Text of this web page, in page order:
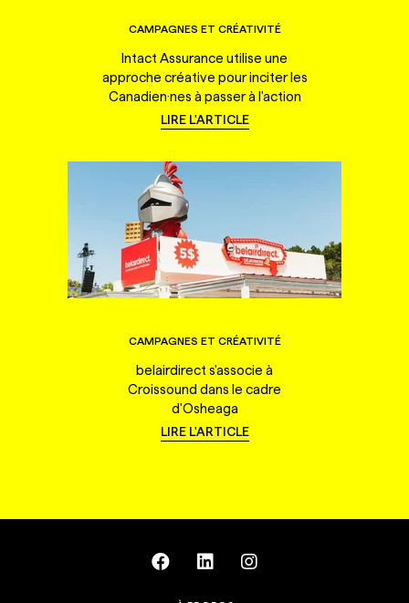
CAMPAGNES ET CRÉATIVITÉ
Intact Assurance utilise une
approche créative pour inciter les
Canadien·nes à passer à l'action
LIRE L'ARTICLE
CAMPAGNES ET CRÉATIVITÉ
belairdirect s'associe à
Croissound dans le cadre
d'Osheaga
LIRE L'ARTICLE